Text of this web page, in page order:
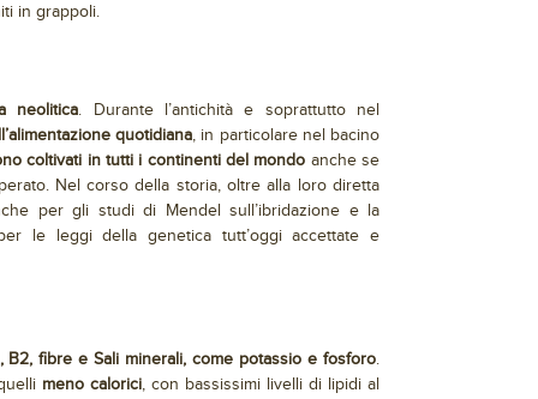
in grappoli.
neolitica. Durante l’antichità e soprattutto nel
quotidiana, in particolare nel bacino
coltivati in tutti i continenti del mondo anche se
Nel corso della storia, oltre alla loro diretta
per gli studi di Mendel sull’ibridazione e la
le leggi della genetica tutt’oggi accettate e
B2, fibre e Sali minerali, come potassio e fosforo.
meno calorici, con bassissimi livelli di lipidi al